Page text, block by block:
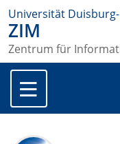
Universität Duisburg-
ZIM
Zentrum für